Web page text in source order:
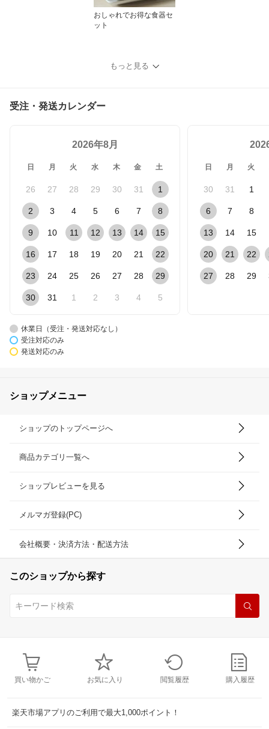
おしゃれでお得な食器セ
ット
もっと見る
受注・発送カレンダー
2026年8月
日 月 火 水 木 金 土
26 27 28 29 30 31 1
2 3 4 5 6 7 8
9 10 11 12 13 14 15
16 17 18 19 20 21 22
23 24 25 26 27 28 29
30 31 1 2 3 4 5
日 月 火
30 31 1
6 7 8
13 14 15
20 21 22
27 28 29
休業日（受注・発送対応なし）
受注対応のみ
発送対応のみ
ショップメニュー
ショップのトップページへ
商品カテゴリ一覧へ
ショップレビューを見る
メルマガ登録(PC)
会社概要・決済方法・配送方法
このショップから探す
買い物かご お気に入り 閲覧履歴 購入履歴
楽天市場アプリのご利用で最大1,000ポイント！